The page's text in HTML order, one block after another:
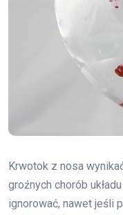
Krwotok z nosa
groźnych chorób
ignorować, nawet jeśli